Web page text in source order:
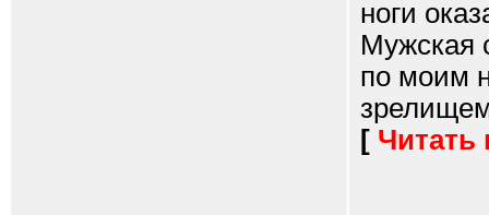
ноги
Мужская
по моим
[ Читать